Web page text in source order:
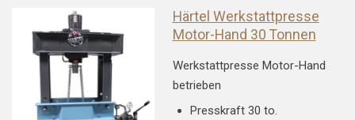
Härtel Werkstattpresse
Motor-Hand 30 Tonnen
Werkstattpresse Motor-Hand
betrieben
Presskraft 30 to.